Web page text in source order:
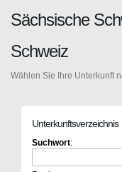
Sächsische
Schweiz
Wählen Sie Ihre Unterkunft
Unterkunftsverzeichnis
Suchwort: